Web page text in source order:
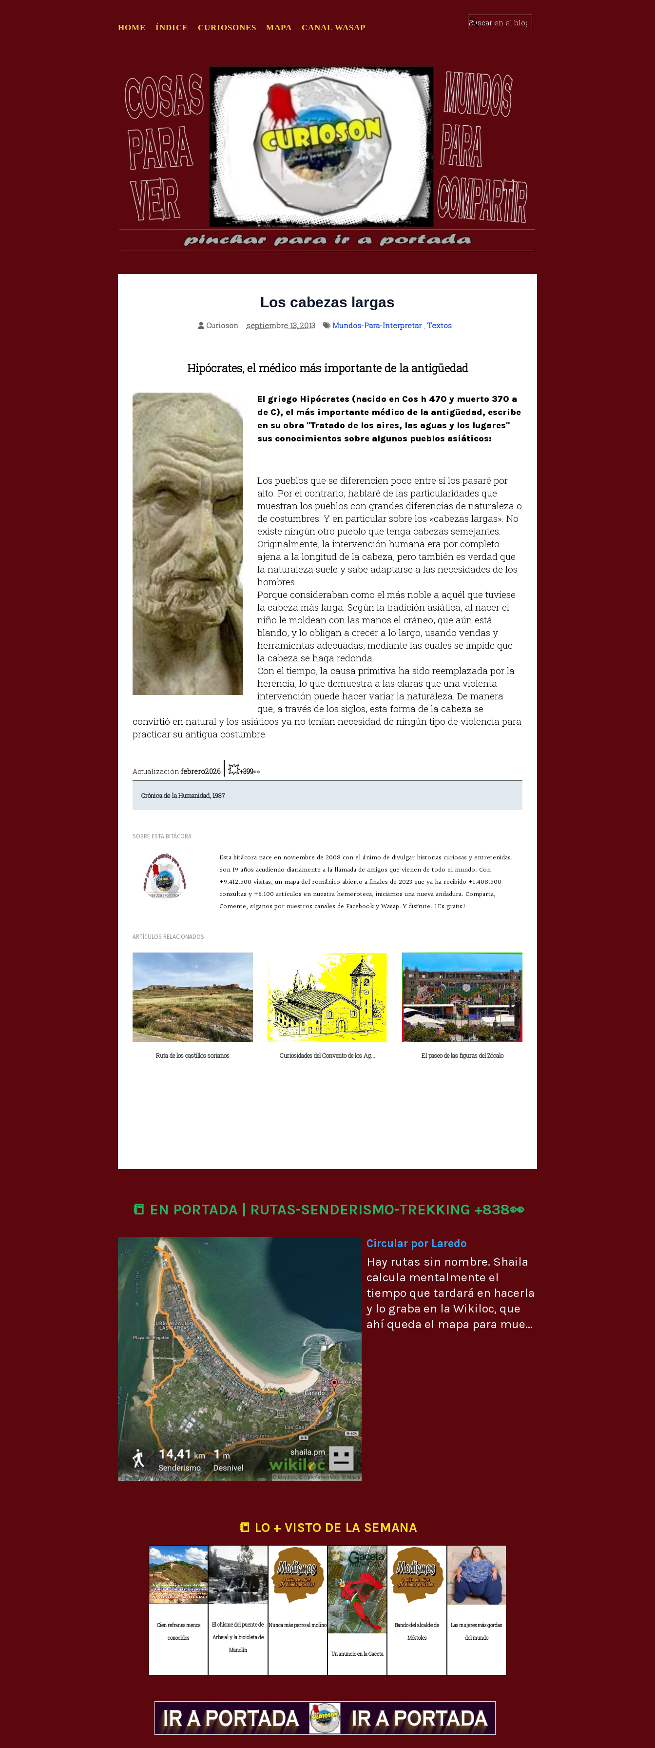
HOME ÍNDICE CURIOSONES MAPA CANAL WASAP
Los cabezas largas
Curioson septiembre 13, 2013 Mundos-Para-Interpretar, Textos
Hipócrates, el médico más importante de la antigüedad
El griego Hipócrates (nacido en Cos h 470 y muerto 370 a
de C), el más importante médico de la antigüedad, escribe
en su obra "Tratado de los aires, las aguas y los lugares"
sus conocimientos sobre algunos pueblos asiáticos:
Los pueblos que se diferencien poco entre sí los pasaré por
alto. Por el contrario, hablaré de las particularidades que
muestran los pueblos con grandes diferencias de naturaleza o
de costumbres. Y en particular sobre los «cabezas largas». No
existe ningún otro pueblo que tenga cabezas semejantes.
Originalmente, la intervención humana era por completo
ajena a la longitud de la cabeza, pero también es verdad que
la naturaleza suele y sabe adaptarse a las necesidades de los
hombres.
Porque consideraban como el más noble a aquél que tuviese
la cabeza más larga. Según la tradición asiática, al nacer el
niño le moldean con las manos el cráneo, que aún está
blando, y lo obligan a crecer a lo largo, usando vendas y
herramientas adecuadas, mediante las cuales se impide que
la cabeza se haga redonda.
Con el tiempo, la causa primitiva ha sido reemplazada por la
herencia, lo que demuestra a las claras que una violenta
intervención puede hacer variar la naturaleza. De manera
que, a través de los siglos, esta forma de la cabeza se
convirtió en natural y los asiáticos ya no tenían necesidad de ningún tipo de violencia para
practicar su antigua costumbre.
Actualización febrero2026 |💥+399👀
Crónica de la Humanidad, 1987
SOBRE ESTA BITÁCORA
Esta bitácora nace en noviembre de 2008 con el ánimo de divulgar historias curiosas y entretenidas.
Son 19 años acudiendo diariamente a la llamada de amigos que vienen de todo el mundo. Con
+9.412.500 visitas, un mapa del románico abierto a finales de 2023 que ya ha recibido +1.408.500
consultas y +6.100 artículos en nuestra hemeroteca, iniciamos una nueva andadura. Comparta,
Comente, síganos por nuestros canales de Facebook y Wasap. Y disfrute. ¡Es gratis!
ARTÍCULOS RELACIONADOS
Ruta de los castillos sorianos Curiosidades del Convento de los Ag... El paseo de las figuras del Zócalo
📒 EN PORTADA | RUTAS-SENDERISMO-TREKKING +838👀
Circular por Laredo
Hay rutas sin nombre. Shaila
calcula mentalmente el
tiempo que tardará en hacerla
y lo graba en la Wikiloc, que
ahí queda el mapa para mue...
📒 LO + VISTO DE LA SEMANA
Cien refranes menos
conocidos
El chisme del puente de
Arbejal y la bicicleta de
Manolín
Nunca más perro al molino
Un anuncio en la Gaceta
Bando del alcalde de
Móstoles
Las mujeres más gordas
del mundo